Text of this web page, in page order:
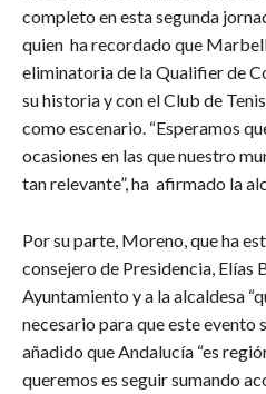
completo en esta segunda
quien ha recordado que
eliminatoria de la Qualifier de
su historia y con el Club de
como escenario. “Esperamos
ocasiones en las que nuestro
tan relevante”, ha afirmado la
Por su parte, Moreno, que ha
consejero de Presidencia, Elías
Ayuntamiento y a la alcaldesa
necesario para que este evento
añadido que Andalucía “es
queremos es seguir sumando